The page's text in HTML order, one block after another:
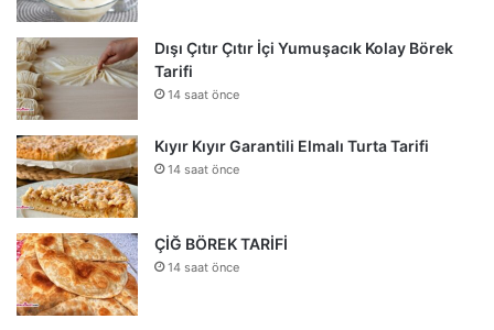
Dışı Çıtır Çıtır İçi Yumuşacık Kolay Börek
Tarifi
14 saat önce
Kıyır Kıyır Garantili Elmalı Turta Tarifi
14 saat önce
ÇİĞ BÖREK TARİFİ
14 saat önce